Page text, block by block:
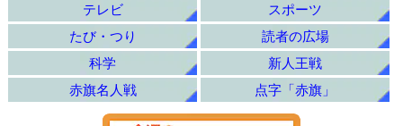
テレビ
スポーツ
たび・つり
読者の広場
科学
新人王戦
赤旗名人戦
点字「赤旗」